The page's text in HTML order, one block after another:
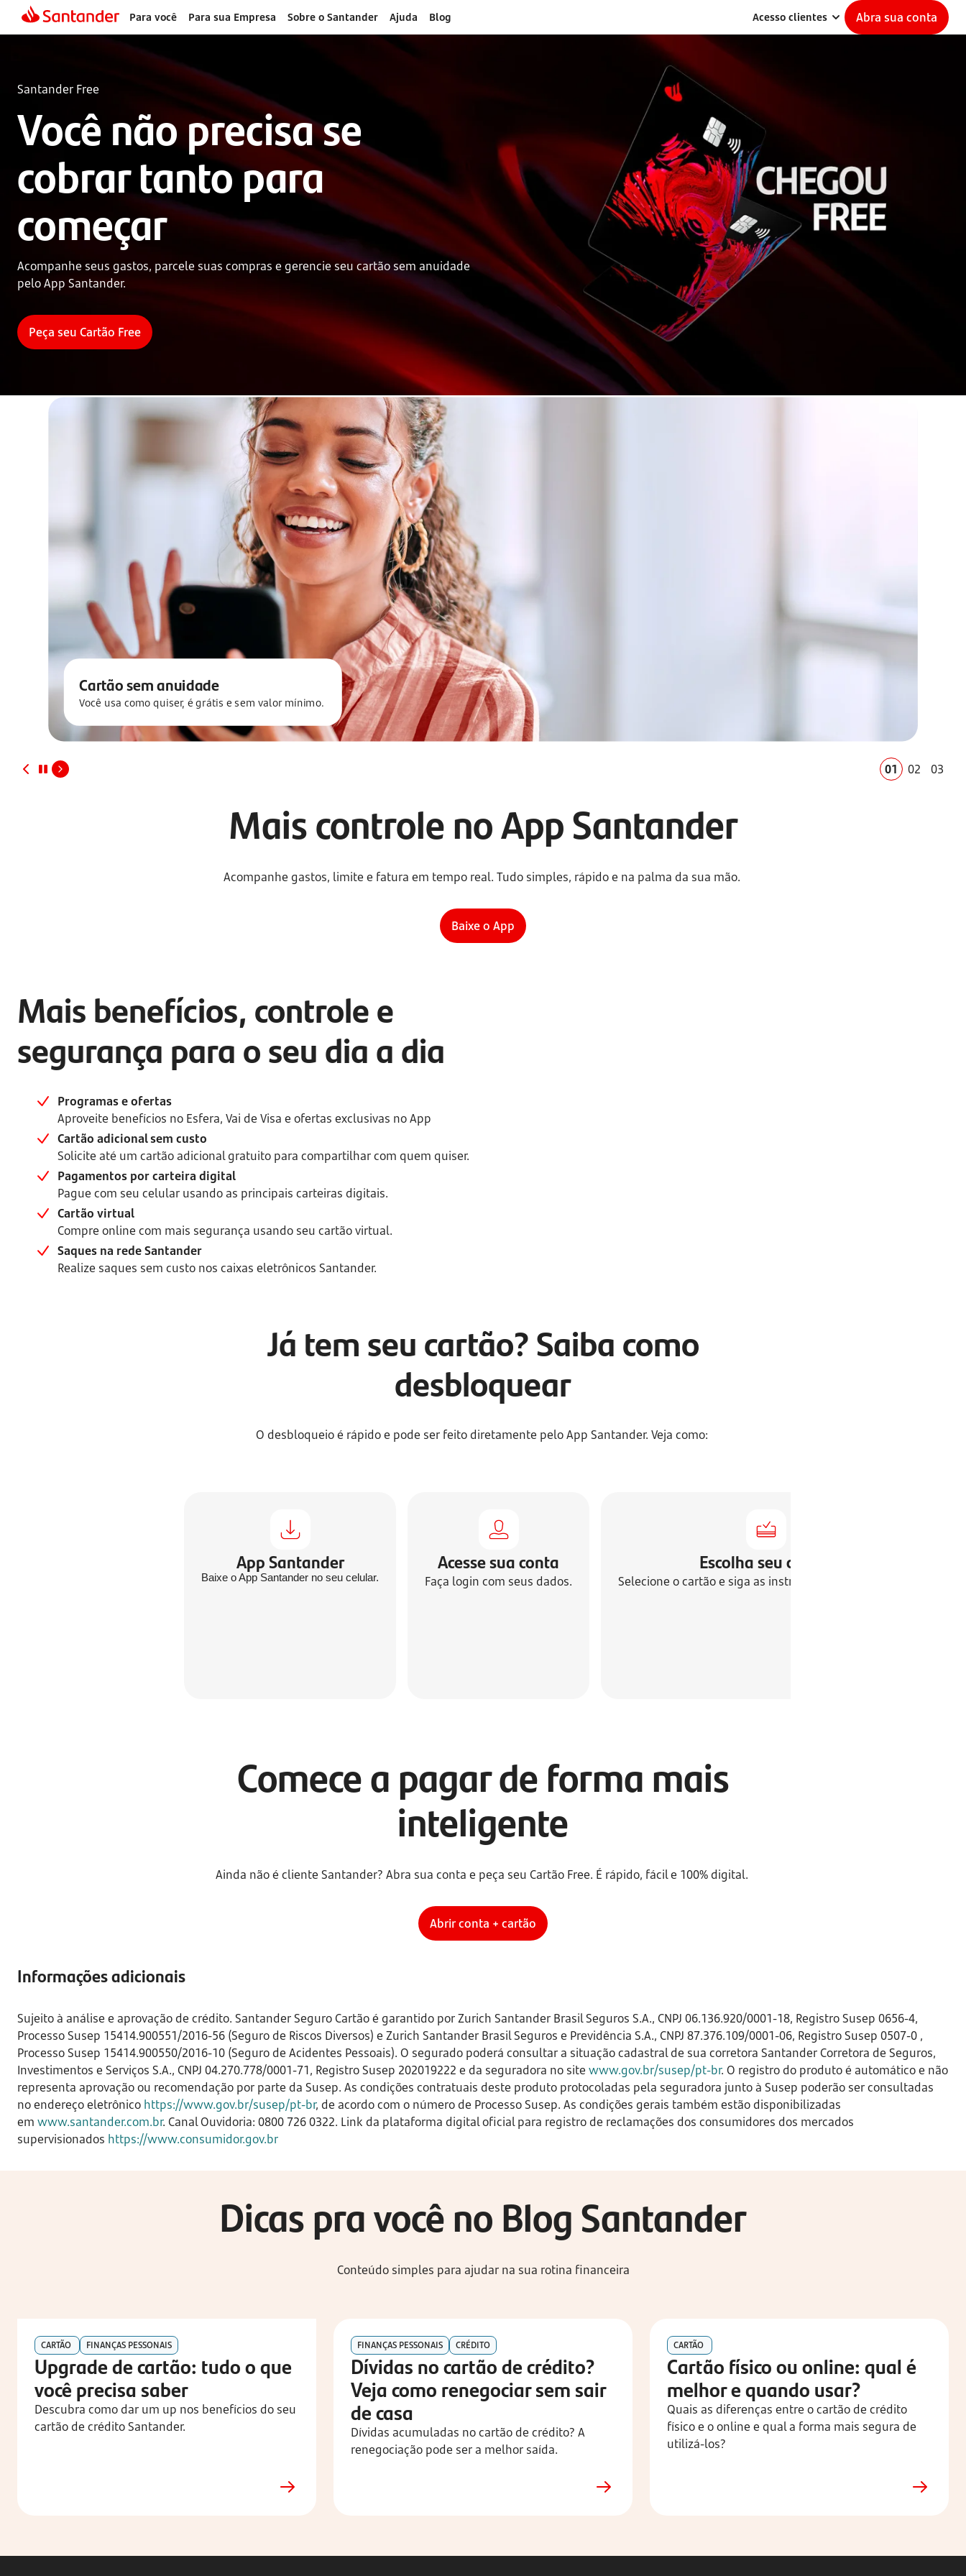
Para você Para sua Empresa Sobre o Santander Ajuda Blog Acesso clientes Abra sua conta
Santander Free
Você não precisa se
cobrar tanto para
começar
Acompanhe seus gastos, parcele suas compras e gerencie seu cartão sem anuidade
pelo App Santander.
Peça seu Cartão Free
Cartão sem anuidade
Você usa como quiser, é grátis e sem valor mínimo.
01 02 03
Mais controle no App Santander
Acompanhe gastos, limite e fatura em tempo real. Tudo simples, rápido e na palma da sua mão.
Baixe o App
Mais benefícios, controle e
segurança para o seu dia a dia
Programas e ofertas
Aproveite benefícios no Esfera, Vai de Visa e ofertas exclusivas no App
Cartão adicional sem custo
Solicite até um cartão adicional gratuito para compartilhar com quem quiser.
Pagamentos por carteira digital
Pague com seu celular usando as principais carteiras digitais.
Cartão virtual
Compre online com mais segurança usando seu cartão virtual.
Saques na rede Santander
Realize saques sem custo nos caixas eletrônicos Santander.
Já tem seu cartão? Saiba como
desbloquear
O desbloqueio é rápido e pode ser feito diretamente pelo App Santander. Veja como:
App Santander
Baixe o App Santander no seu celular.
Acesse sua conta
Faça login com seus dados.
Escolha seu cartão
Selecione o cartão e siga as instruções de desbloqueio.
Comece a pagar de forma mais
inteligente
Ainda não é cliente Santander? Abra sua conta e peça seu Cartão Free. É rápido, fácil e 100% digital.
Abrir conta + cartão
Informações adicionais
Sujeito à análise e aprovação de crédito. Santander Seguro Cartão é garantido por Zurich Santander Brasil Seguros S.A., CNPJ 06.136.920/0001-18, Registro Susep 0656-4,
Processo Susep 15414.900551/2016-56 (Seguro de Riscos Diversos) e Zurich Santander Brasil Seguros e Previdência S.A., CNPJ 87.376.109/0001-06, Registro Susep 0507-0 ,
Processo Susep 15414.900550/2016-10 (Seguro de Acidentes Pessoais). O segurado poderá consultar a situação cadastral de sua corretora Santander Corretora de Seguros,
Investimentos e Serviços S.A., CNPJ 04.270.778/0001-71, Registro Susep 202019222 e da seguradora no site www.gov.br/susep/pt-br. O registro do produto é automático e não
representa aprovação ou recomendação por parte da Susep. As condições contratuais deste produto protocoladas pela seguradora junto à Susep poderão ser consultadas
no endereço eletrônico https://www.gov.br/susep/pt-br, de acordo com o número de Processo Susep. As condições gerais também estão disponibilizadas
em www.santander.com.br. Canal Ouvidoria: 0800 726 0322. Link da plataforma digital oficial para registro de reclamações dos consumidores dos mercados
supervisionados https://www.consumidor.gov.br
Dicas pra você no Blog Santander
Conteúdo simples para ajudar na sua rotina financeira
CARTÃO FINANÇAS PESSONAIS
Upgrade de cartão: tudo o que
você precisa saber
Descubra como dar um up nos benefícios do seu
cartão de crédito Santander.
FINANÇAS PESSONAIS CRÉDITO
Dívidas no cartão de crédito?
Veja como renegociar sem sair
de casa
Dívidas acumuladas no cartão de crédito? A
renegociação pode ser a melhor saída.
CARTÃO
Cartão físico ou online: qual é
melhor e quando usar?
Quais as diferenças entre o cartão de crédito
físico e o online e qual a forma mais segura de
utilizá-los?